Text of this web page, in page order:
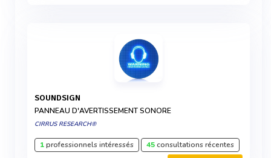
SOUNDSIGN
PANNEAU D'AVERTISSEMENT SONORE
CIRRUS RESEARCH®
1professionnels intéressés 45consultations récentes